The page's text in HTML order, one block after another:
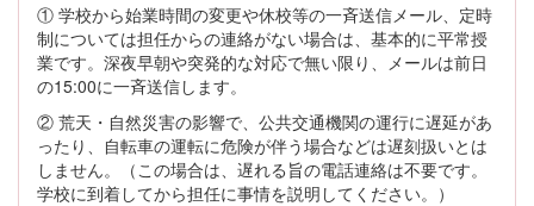
① 学校から始業時間の変更や休校等の一斉送信メール、定時
制については担任からの連絡がない場合は、基本的に平常授
業です。深夜早朝や突発的な対応で無い限り、メールは前日
の15:00に一斉送信します。
② 荒天・自然災害の影響で、公共交通機関の運行に遅延があ
ったり、自転車の運転に危険が伴う場合などは遅刻扱いとは
しません。（この場合は、遅れる旨の電話連絡は不要です。
学校に到着してから担任に事情を説明してください。）